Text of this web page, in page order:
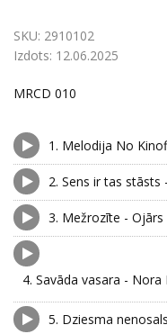
SKU: 2910102
Izdots: 12.06.2025
MRCD 010
1. Melodija No
2. Sens ir tas stāsts
3. Mežrozīte - Ojārs
4. Savāda vasara -
5. Dziesma